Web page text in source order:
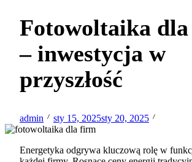
Fotowoltaika
– inwestycja w
przyszłość
admin sty 15, 2025sty 20, 2025
Energetyka odgrywa kluczową rolę w